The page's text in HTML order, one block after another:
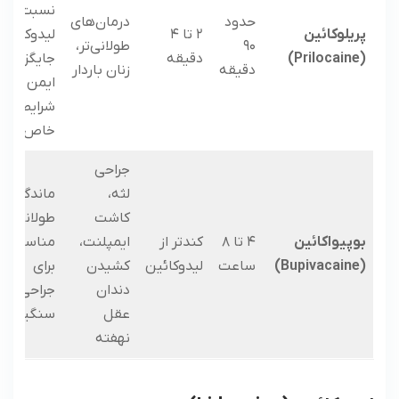
پریلوکائین
(Prilocaine)
حدود
۹۰
دقیقه
۲ تا ۴
دقیقه
درمان‌های
طولانی‌تر،
زنان باردار
نسبت به
جایگزین
ایمن در
شرایط
خاص
بوپیواکائین
(Bupivacaine)
۴ تا ۸
ساعت
کندتر از
لیدوکائین
جراحی
لثه،
کاشت
ایمپلنت،
کشیدن
دندان
عقل
نهفته
ماندگاری
طولانی،
مناسب
برای
سنگین